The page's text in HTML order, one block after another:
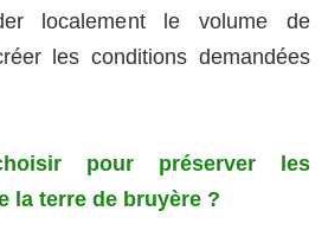
localement le volume de
les conditions demandées
pour préserver les
la terre de bruyère ?